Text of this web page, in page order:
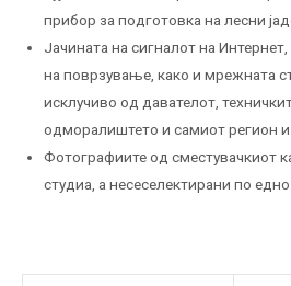
прибор за подготовка на лесни
Јачината на сигналот на
на поврзување, како и мрежната
исклучиво од давателот,
одморалиштето и самиот регион
Фотографиите од сместувачкиот
студиа, а несеселектирани по едно